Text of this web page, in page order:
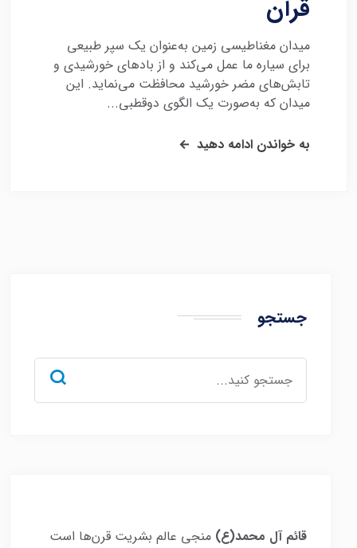
قرآن
میدان مغناطیسی زمین به‌عنوان یک سپر طبیعی
برای سیاره ما عمل می‌کند و از بادهای خورشیدی و
تابش‌های مضر خورشید محافظت می‌نماید. این
میدان که به‌صورت یک الگوی دوقطبی...
به خواندن ادامه دهید
جستجو
برای:
قائم آل محمد(ع) منجی عالم بشریت قرن‌ها است